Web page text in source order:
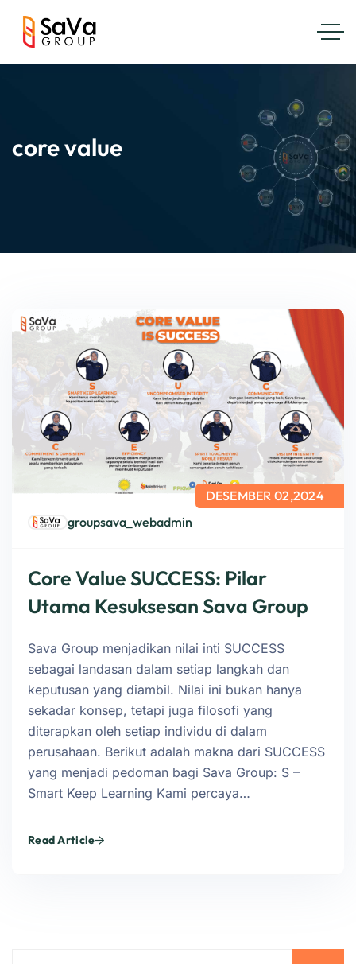
core value
groupsava_webadmin
DESEMBER 02,2024
Core Value SUCCESS: Pilar
Utama Kesuksesan Sava Group
Sava Group menjadikan nilai inti SUCCESS
sebagai landasan dalam setiap langkah dan
keputusan yang diambil. Nilai ini bukan hanya
sekadar konsep, tetapi juga filosofi yang
diterapkan oleh setiap individu di dalam
perusahaan. Berikut adalah makna dari SUCCESS
yang menjadi pedoman bagi Sava Group: S –
Smart Keep Learning Kami percaya…
Read Article